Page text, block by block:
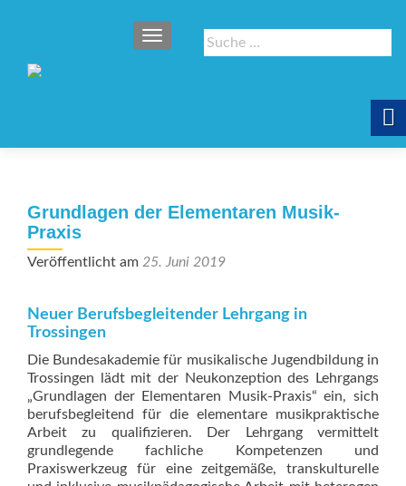
Suche
nach:
SCHALTE NAVIGATION
Grundlagen der Elementaren Musik-
Praxis
Veröffentlicht am 25. Juni 2019
Neuer Berufsbegleitender Lehrgang in
Trossingen
Die Bundesakademie für musikalische Jugendbildung in
Trossingen lädt mit der Neukonzeption des Lehrgangs
„Grundlagen der Elementaren Musik-Praxis“ ein, sich
berufsbegleitend für die elementare musikpraktische
Arbeit zu qualifizieren. Der Lehrgang vermittelt
grundlegende fachliche Kompetenzen und
Praxiswerkzeug für eine zeitgemäße, transkulturelle